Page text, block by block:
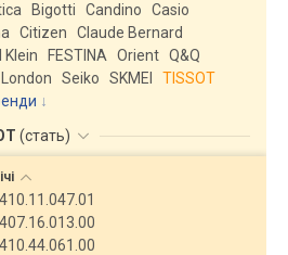
Bigotti Candino
Casio
Citizen
Claude Bernard
Klein
FESTINA Orient Q&Q
Seiko SKMEI
TISSOT
(стать)